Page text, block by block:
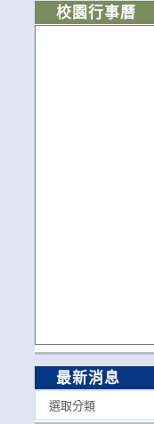
校園行事曆
最新消息
選取分類